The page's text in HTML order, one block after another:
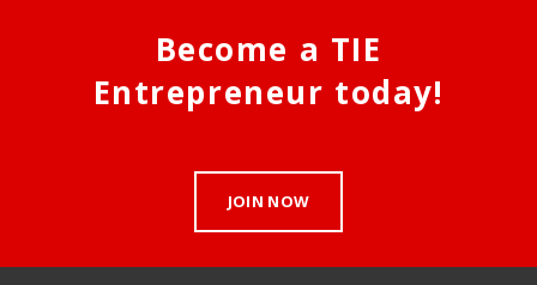
Become a TIE
Entrepreneur today!
JOIN NOW